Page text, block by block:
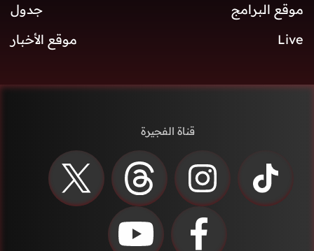
موقع البرامج
جدول
Live
موقع الأخبار
قناة الفجيرة